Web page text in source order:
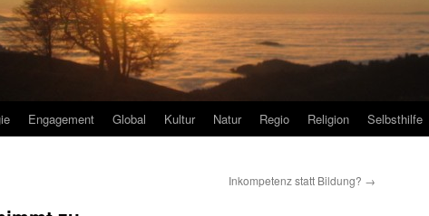
Engagement Global Kultur Natur Regio Religion Selbsthilfe
Inkompetenz statt Bildung? →